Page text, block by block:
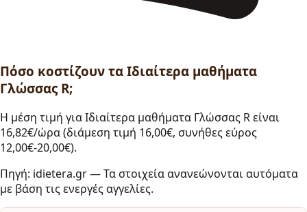
Πόσο κοστίζουν τα Ιδιαίτερα μαθήματα
Γλώσσας R;
Η μέση τιμή για Ιδιαίτερα μαθήματα Γλώσσας R είναι
16,82€/ώρα (διάμεση τιμή 16,00€, συνήθες εύρος
12,00€-20,00€).
Πηγή: idietera.gr — Τα στοιχεία ανανεώνονται αυτόματα
με βάση τις ενεργές αγγελίες.